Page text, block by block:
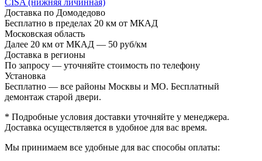
CISA (нижняя личинная)
Доставка по Домодедово
Бесплатно в пределах 20 км от МКАД
Московская область
Далее 20 км от МКАД — 50 руб/км
Доставка в регионы
По запросу — уточняйте стоимость по телефону
Установка
Бесплатно — все районы Москвы и МО. Бесплатный
демонтаж старой двери.
* Подробные условия доставки уточняйте у менеджера.
Доставка осуществляется в удобное для вас время.
Мы принимаем все удобные для вас способы оплаты: